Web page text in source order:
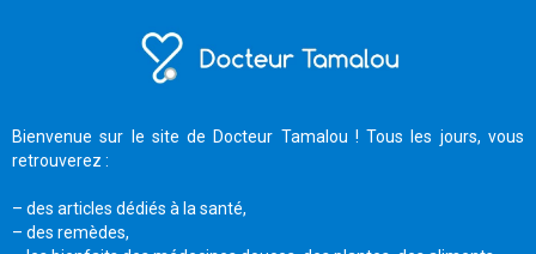
Bienvenue sur le site de Docteur Tamalou ! Tous les jours, vous
retrouverez :
– des articles dédiés à la santé,
– des remèdes,